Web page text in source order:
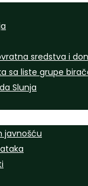
sredstva i
sa liste grupe
Slunja
javnošću